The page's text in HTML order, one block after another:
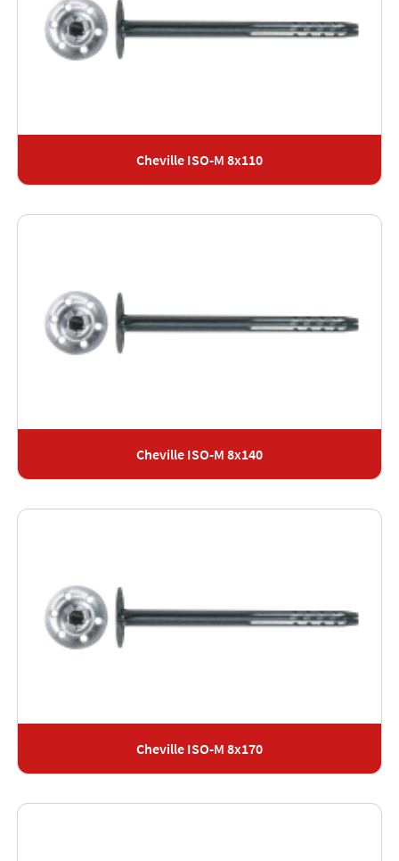
Cheville ISO-M 8x110
Cheville ISO-M 8x140
Cheville ISO-M 8x170